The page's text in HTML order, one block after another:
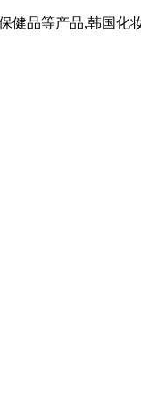
健品等产品,韩国化